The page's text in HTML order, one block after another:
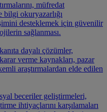
müfredat
bilgi okuryazarlığı
desteklemek için güvenilir
sağlanması.
dayalı çözümler,
verme kaynakları, pazar
araştırmalardan elde edilen
beceriler geliştirmeleri,
ihtiyaçlarını karşılamaları